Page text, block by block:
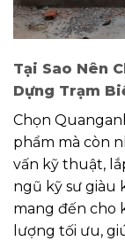
Tại Sao Nên
Dựng Trạm
Chọn
phẩm mà còn
vấn kỹ thuật,
ngũ kỹ sư giàu
mang đến cho
lượng tối ưu,